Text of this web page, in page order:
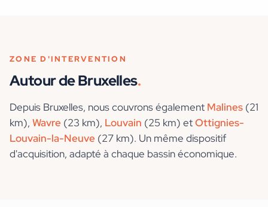
ZONE D'INTERVENTION
Autour deBruxelles.
Depuis Bruxelles, nous couvrons également Malines (21
km), Wavre (23 km), Louvain (25 km) etOttignies-
Louvain-la-Neuve (27 km). Un même dispositif
d'acquisition, adapté à chaque bassin économique.